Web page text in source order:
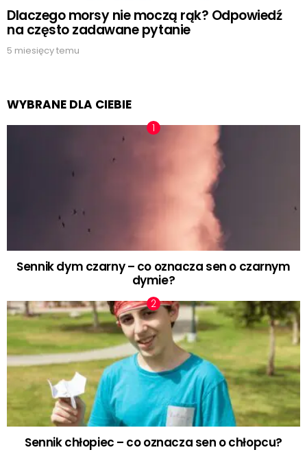
Dlaczego morsy nie moczą rąk? Odpowiedź
na często zadawane pytanie
5 miesięcy temu
WYBRANE DLA CIEBIE
Sennik dym czarny – co oznacza sen o czarnym
dymie?
Sennik chłopiec – co oznacza sen o chłopcu?